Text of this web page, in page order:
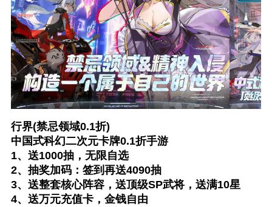
行界(禁忌领域0.1折)
中国式科幻二次元卡牌0.1折手游
1、送1000抽，无限自选
2、抽奖加码：签到再送4090抽
3、送整套核心阵容，送顶级SP武将，送满10星
4、送万元充值卡，金钱自由